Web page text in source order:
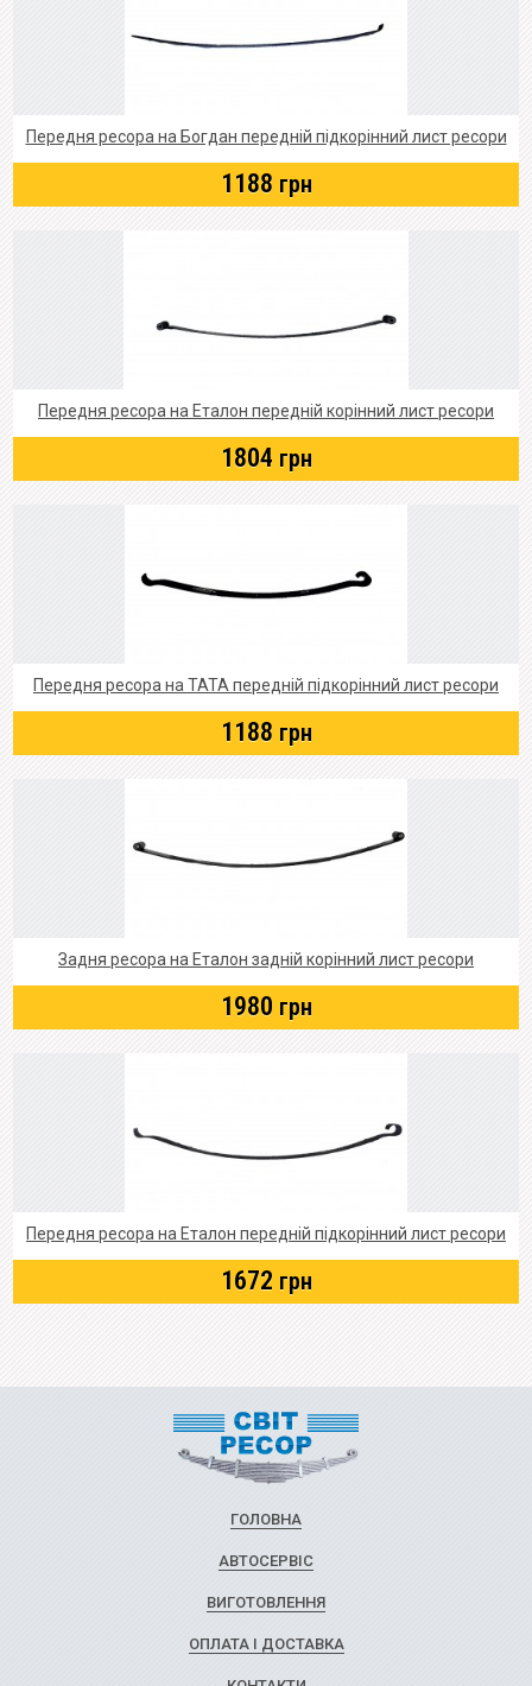
Передня ресора на Богдан передній підкорінний лист ресори
1188 грн
Передня ресора на Еталон передній корінний лист ресори
1804 грн
Передня ресора на ТАТА передній підкорінний лист ресори
1188 грн
Задня ресора на Еталон задній корінний лист ресори
1980 грн
Передня ресора на Еталон передній підкорінний лист ресори
1672 грн
ГОЛОВНА
АВТОСЕРВІС
ВИГОТОВЛЕННЯ
ОПЛАТА І ДОСТАВКА